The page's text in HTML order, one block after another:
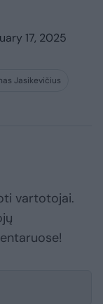
17, 2025
Jasikevičius
vartotojai.